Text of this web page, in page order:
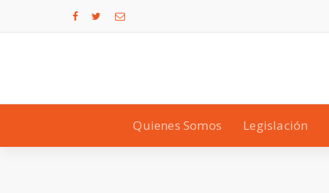
Quienes Somos Legislación